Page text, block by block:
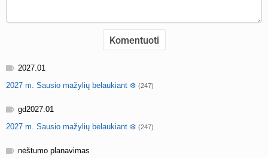
2027.01
2027 m. Sausio mažylių belaukiant ❄️ (247)
gd2027.01
2027 m. Sausio mažylių belaukiant ❄️ (247)
nėštumo planavimas